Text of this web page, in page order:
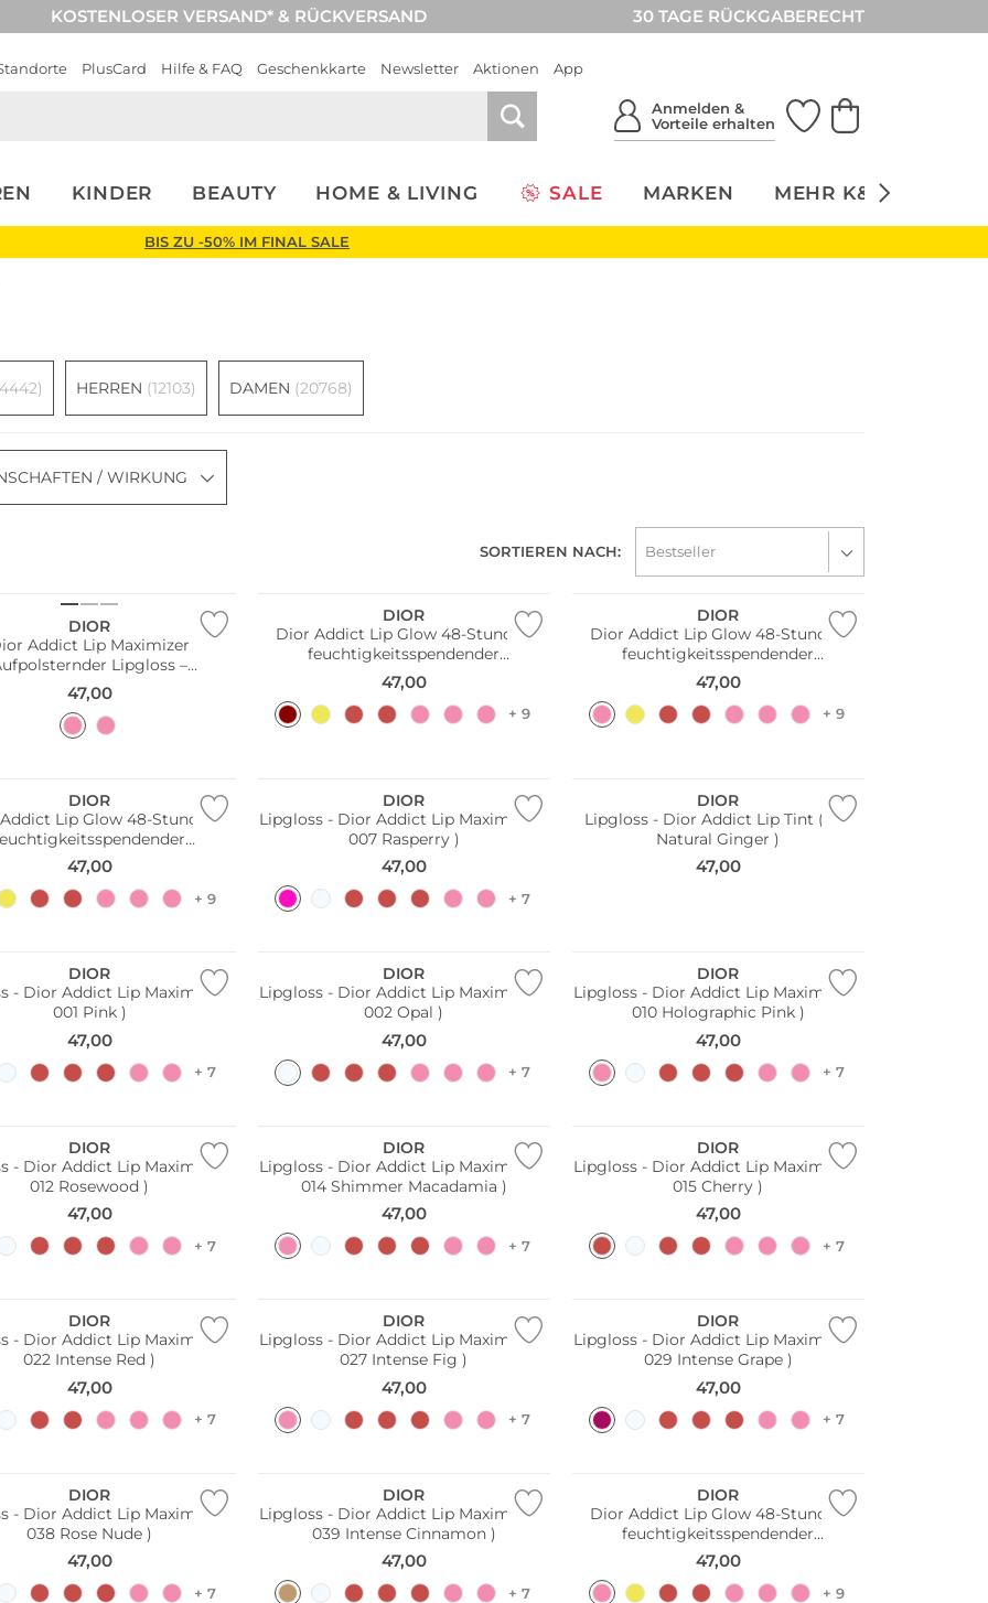
KOSTENLOSER VERSAND* & RÜCKVERSAND 30 TAGE RÜCKGABERECHT
PlusCard Hilfe & FAQ Geschenkkarte Newsletter Aktionen App
Anmelden &
Vorteile erhalten
KINDER BEAUTY HOME & LIVING SALE MARKEN MEHR K&Ö
BIS ZU -50% IM FINAL SALE
HERREN (12103) DAMEN (20768)
/ WIRKUNG
SORTIEREN NACH:
DIOR
Addict Lip Maximizer
Lipgloss –
Feuchtigkeitspflege und
(053 Golden Hour)
47,00
DIOR
Dior Addict Lip Glow 48-Stunden
feuchtigkeitsspendender
Lippenbalsam (006 Berry)
47,00
+ 9
DIOR
Dior Addict Lip Glow 48-Stunden
feuchtigkeitsspendender
Lippenbalsam (012 Rosewood)
47,00
+ 9
DIOR
Lip Glow 48-Stunden
(000 Universal Clear)
47,00
+ 9
DIOR
Lipgloss - Dior Addict Lip Maximizer (
007 Rasperry )
47,00
+ 7
DIOR
Lipgloss - Dior Addict Lip Tint ( 731
Natural Ginger )
47,00
DIOR
- Dior Addict Lip Maximizer (
001 Pink )
47,00
+ 7
DIOR
Lipgloss - Dior Addict Lip Maximizer (
002 Opal )
47,00
+ 7
DIOR
Lipgloss - Dior Addict Lip Maximizer (
010 Holographic Pink )
47,00
+ 7
DIOR
- Dior Addict Lip Maximizer (
012 Rosewood )
47,00
+ 7
DIOR
Lipgloss - Dior Addict Lip Maximizer (
014 Shimmer Macadamia )
47,00
+ 7
DIOR
Lipgloss - Dior Addict Lip Maximizer (
015 Cherry )
47,00
+ 7
DIOR
- Dior Addict Lip Maximizer (
022 Intense Red )
47,00
+ 7
DIOR
Lipgloss - Dior Addict Lip Maximizer (
027 Intense Fig )
47,00
+ 7
DIOR
Lipgloss - Dior Addict Lip Maximizer (
029 Intense Grape )
47,00
+ 7
DIOR
- Dior Addict Lip Maximizer (
038 Rose Nude )
47,00
+ 7
DIOR
Lipgloss - Dior Addict Lip Maximizer (
039 Intense Cinnamon )
47,00
+ 7
DIOR
Dior Addict Lip Glow 48-Stunden
feuchtigkeitsspendender
Lippenbalsam (001 Pink)
47,00
+ 9